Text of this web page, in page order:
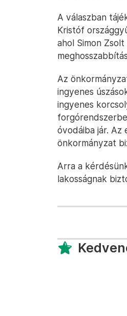
A válaszban
Kristóf
ahol Simon
Az
ingyenes
ingyenes
óvodáiba jár. Az
önkormányzat
Arra a
lakosságnak